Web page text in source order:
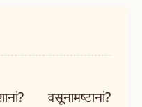
वसूनामष्टानां?